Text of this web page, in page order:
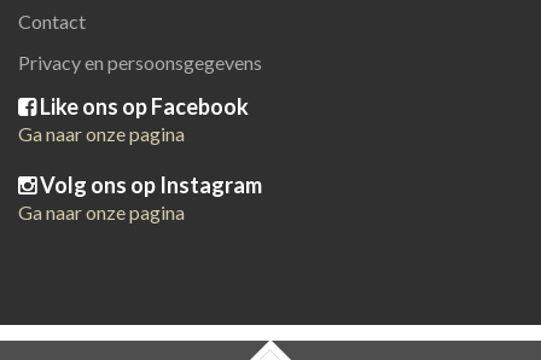
Contact
Privacy en persoonsgegevens
Like ons op Facebook
Ga naar onze pagina
Volg ons op Instagram
Ga naar onze pagina